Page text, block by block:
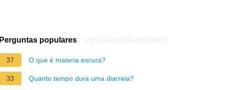
Perguntas populares
37 O que é materia escura?
33 Quanto tempo dura uma diarreia?